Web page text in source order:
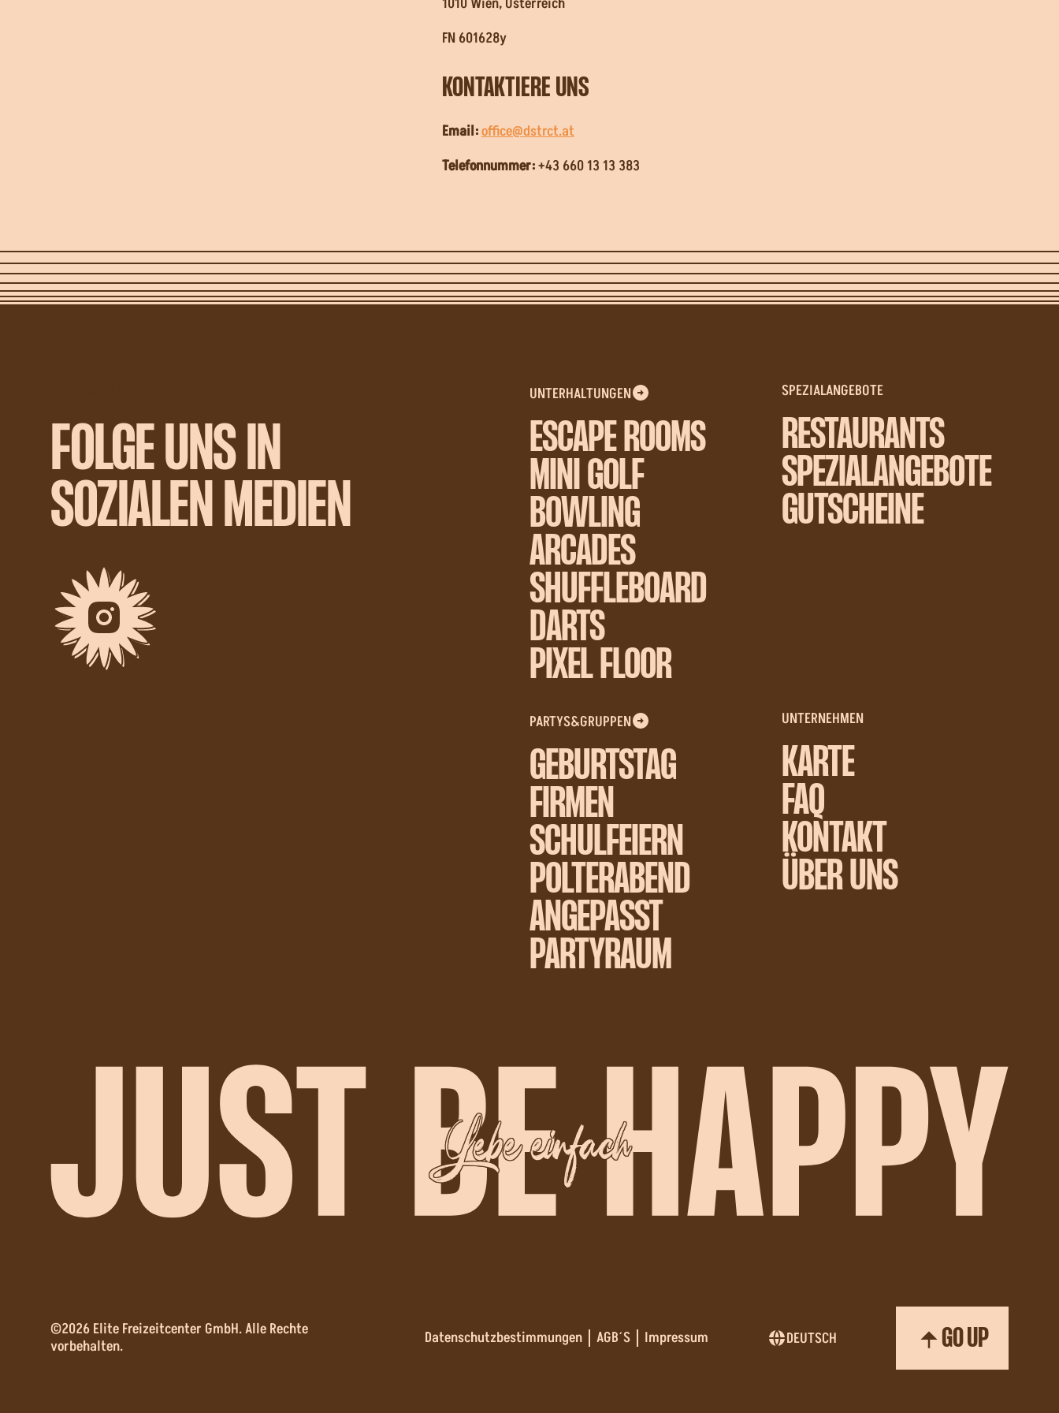
FN 601628y
KONTAKTIERE UNS
Email:office@dstrct.at
Telefonnummer:+43 660 13 13 383
FOLGE UNS IN
SOZIALEN MEDIEN
UNTERHALTUNGEN
ESCAPE ROOMS
MINI GOLF
BOWLING
ARCADES
SHUFFLEBOARD
DARTS
PIXEL FLOOR
SPEZIALANGEBOTE
RESTAURANTS
SPEZIALANGEBOTE
GUTSCHEINE
PARTYS&GRUPPEN
GEBURTSTAG
FIRMEN
SCHULFEIERN
POLTERABEND
ANGEPASST
PARTYRAUM
UNTERNEHMEN
KARTE
FAQ
KONTAKT
ÜBER UNS
Lebe einfach
©2026 Elite Freizeitcenter GmbH. Alle Rechte
vorbehalten.
Datenschutzbestimmungen AGB´S Impressum DEUTSCH GO UP